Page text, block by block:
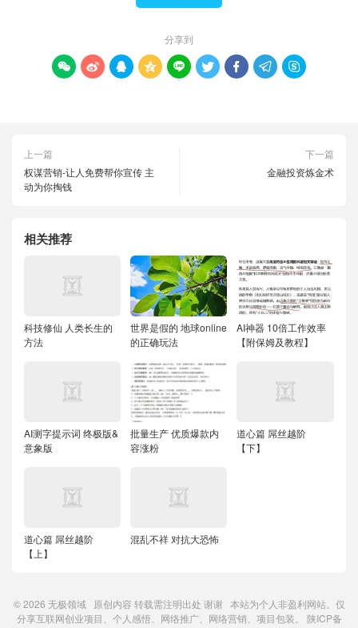
分享到
        
上一篇
权谋营销-让人免费帮你宣传 主
动为你掏钱
下一篇
金融投资炼金术
相关推荐
科技修仙 人类长生的
方法
世界是假的 地球online
的正确玩法
AI神器 10倍工作效率
【附保姆及教程】
AI测字提示词 终极版&
意象版
批量生产 优质爆款内
容涨粉
道心篇 屌丝越阶
【下】
道心篇 屌丝越阶
【上】
混乱不祥 对抗大恐怖
© 2026 无极领域 原创内容 转载需注明出处 谢谢 本站为个人非盈利网站。仅
分享互联网创业项目、个人感悟、网络推广、网络营销、项目包装。 陕ICP备